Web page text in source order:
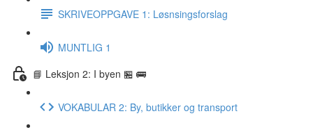
SKRIVEOPPGAVE 1: Løsnsingsforslag
MUNTLIG 1
📘 Leksjon 2: I byen 🏪 🚌
VOKABULAR 2: By, butikker og transport